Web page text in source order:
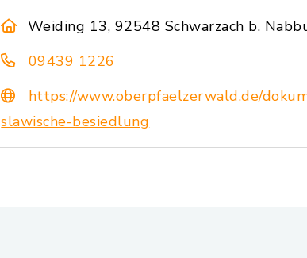
Weiding 13, 92548 Schwarzach b.
09439 1226
https://www.oberpfaelzerwald.de/
slawische-besiedlung